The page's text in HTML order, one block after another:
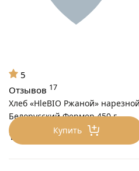
Купить
143
Хлеб «HleBIO Ржаной» нарезной
Белорусский Фермер 450 г
5
Отзывов 17